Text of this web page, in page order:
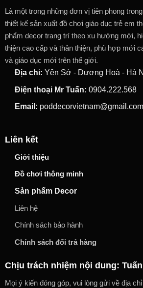
Là một trong những đơn vị tiên phong
thiết kế sản xuất đồ chơi giáo dục trẻ em
phẩm decor trang trí theo xu hướng mới,
thiện cao cấp và thân thiện, phù hợp mới
và giáo dục mới trên thế giới.
Địa chỉ: Yên Sở - Dương Hoà - Hà
Điện thoại Mr Tuấn: 0904.222.568
Email: poddecorvietnam@gmail.com
Liên kết
Giới thiệu
Đồ chơi thông minh
Sản phẩm Decor
Liên hệ
Chính sách bảo hành
Chính sách đổi trả hàng
Chịu trách nhiệm nội dung:
Mọi ý kiến đóng góp, vui lòng gửi về địa